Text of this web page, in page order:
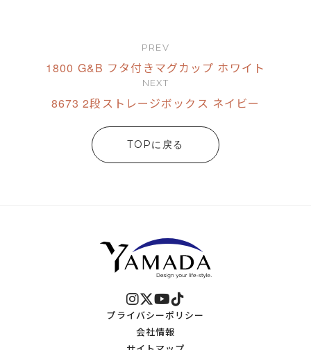
PREV
1800 G&B フタ付きマグカップ ホワイト
NEXT
8673 2段ストレージボックス ネイビー
TOPに戻る
プライバシーポリシー
会社情報